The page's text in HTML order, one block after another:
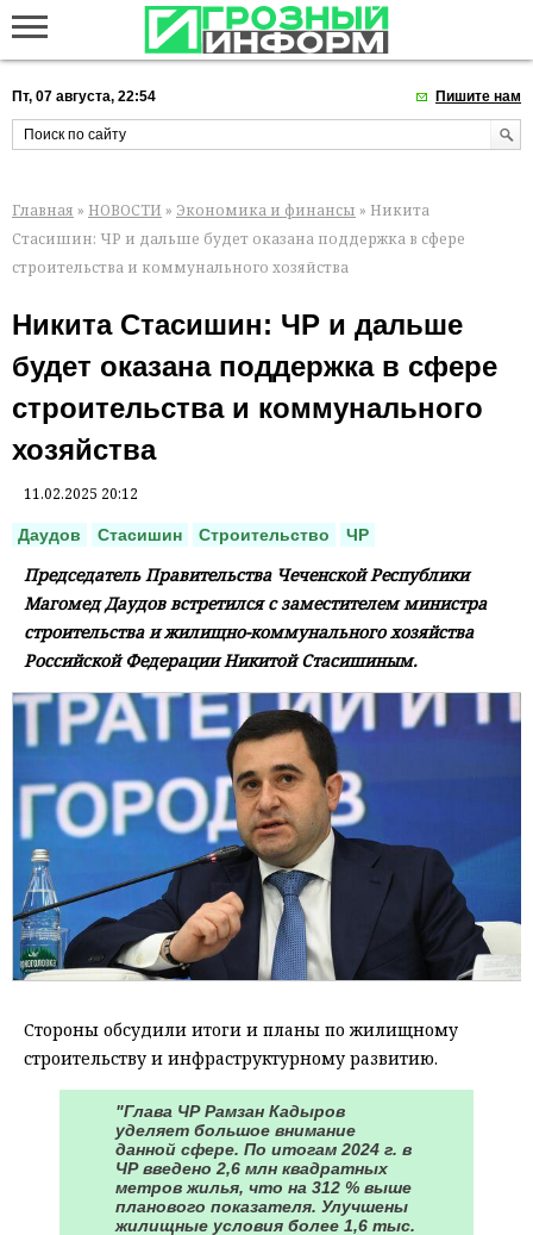
Пт, 07 августа, 22:54 Пишите нам
Главная » НОВОСТИ » Экономика и финансы » Никита
Стасишин: ЧР и дальше будет оказана поддержка в сфере
строительства и коммунального хозяйства
Никита Стасишин: ЧР и дальше
будет оказана поддержка в сфере
строительства и коммунального
хозяйства
11.02.2025 20:12
Даудов Стасишин Строительство ЧР
Председатель Правительства Чеченской Республики
Магомед Даудов встретился с заместителем министра
строительства и жилищно-коммунального хозяйства
Российской Федерации Никитой Стасишиным.
Стороны обсудили итоги и планы по жилищному
строительству и инфраструктурному развитию.
"Глава ЧР Рамзан Кадыров
уделяет большое внимание
данной сфере. По итогам 2024 г. в
ЧР введено 2,6 млн квадратных
метров жилья, что на 312 % выше
планового показателя. Улучшены
жилищные условия более 1,6 тыс.